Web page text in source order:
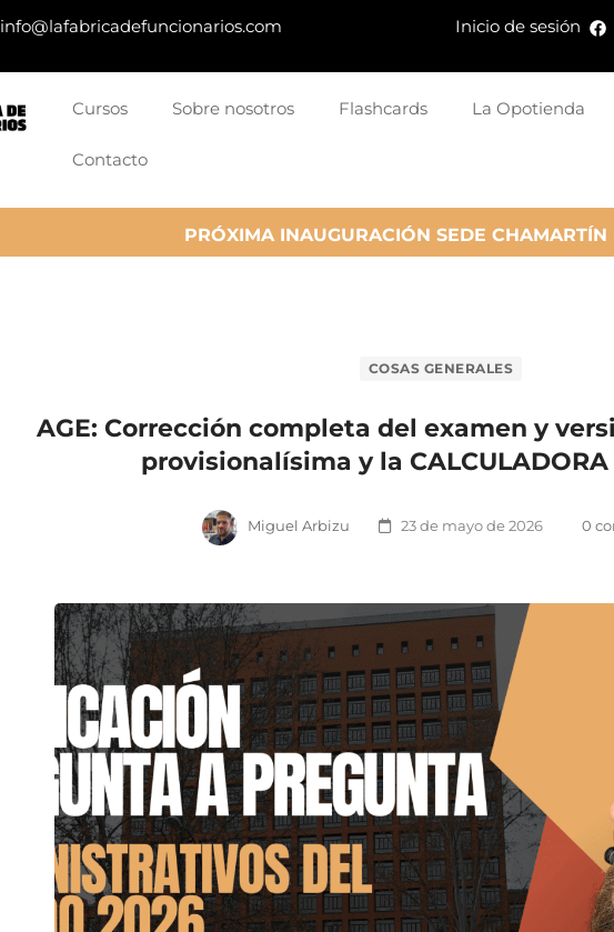
info@lafabricadefuncionarios.com Inicio de sesión
Cursos Sobre nosotros Flashcards La Opotienda
Contacto
PRÓXIMA INAUGURACIÓN SEDE CHAMARTÍN
COSAS GENERALES
AGE: Corrección completa del examen y
provisionalísima y la CALCULADORA
Miguel Arbizu 23 de mayo de 2026 0